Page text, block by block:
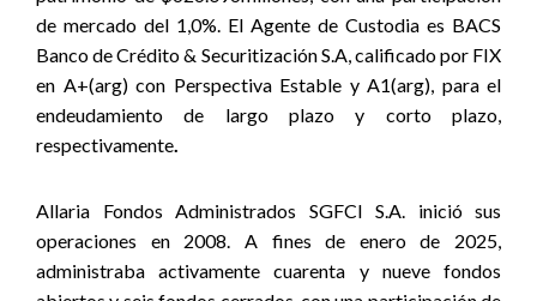
de mercado del 1,0%. El Agente de Custodia es BACS
Banco de Crédito & Securitización S.A, calificado por FIX
en A+(arg) con Perspectiva Estable y A1(arg), para el
endeudamiento de largo plazo y corto plazo,
respectivamente.
Allaria Fondos Administrados SGFCI S.A. inició sus
operaciones en 2008. A fines de enero de 2025,
administraba activamente cuarenta y nueve fondos